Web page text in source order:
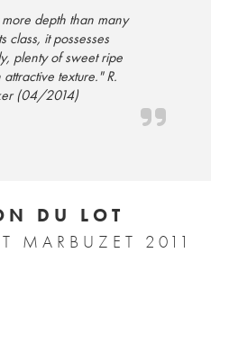
depth than many
class, it possesses
plenty of sweet ripe
texture." R.
(04/2014)
DU LOT
CHÂTEAU HAUT MARBUZET 2011